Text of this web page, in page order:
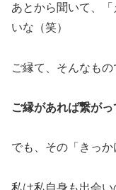
あとから聞いて、
いな（笑）
ご縁て、そんなもの
ご縁があれば繋がっ
でも、その「きっ